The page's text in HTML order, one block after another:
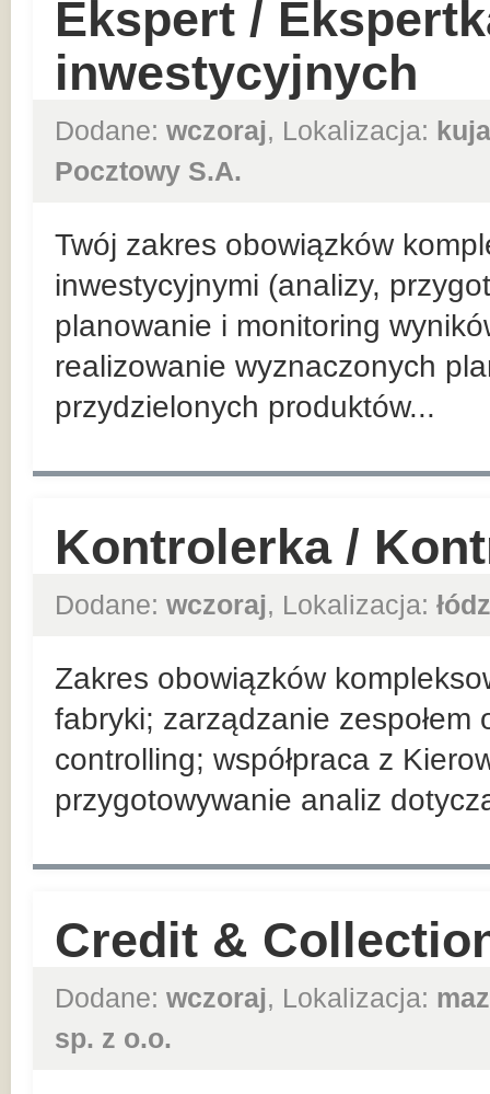
Ekspert /
inwestycyjnych
Dodane: wczoraj, Lokalizacja:
Pocztowy S.A.
Twój zakres obowiązków
inwestycyjnymi (analizy,
planowanie i monitoring
realizowanie wyznaczonych
przydzielonych produktów...
Kontrolerka /
Dodane: wczoraj, Lokalizacja:
Zakres obowiązków
fabryki; zarządzanie
controlling; współpraca z
przygotowywanie analiz
Credit &
Dodane: wczoraj, Lokalizacja:
sp. z o.o.